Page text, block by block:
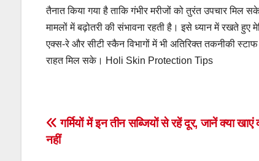
तैनात किया गया है ताकि गंभीर मरीजों को तुरंत उपचार
मामलों में बढ़ोतरी की संभावना रहती है। इसे ध्यान में रखते
एक्स-रे और सीटी स्कैन विभागों में भी अतिरिक्त तकनीकी स्टाफ
राहत मिल सके। Holi Skin Protection Tips
Post
navigation
गर्मियों में इन तीन सब्जियों से रहें दूर, जानें क्या खाएं
नहीं